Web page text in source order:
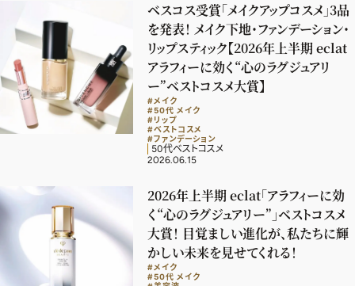
2026年9月号
最新号試し読み
定期購読
デジタル版
購入
SHOPPING
エクラプレミアム通販
売れ筋ランキング
ベスコス受賞「メイクアップコスメ」3品
を発表！ メイク下地・ファンデーション・
リップスティック【2026年上半期 eclat
アラフィーに効く“心のラグジュアリ
ー”ベストコスメ大賞】
#メイク
#50代 メイク
#リップ
#ベストコスメ
#ファンデーション
50代ベストコスメ
2026.06.15
2026年上半期 eclat「アラフィーに効
く“心のラグジュアリー”」ベストコスメ
大賞！ 目覚ましい進化が、私たちに輝
かしい未来を見せてくれる！
#メイク
#50代 メイク